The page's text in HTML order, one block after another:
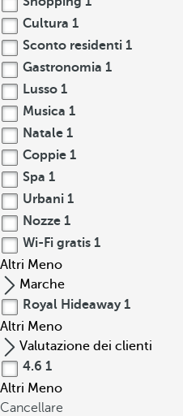
Cultura 1
Sconto residenti 1
Gastronomia 1
Lusso 1
Musica 1
Natale 1
Coppie 1
Spa 1
Urbani 1
Nozze 1
Wi-Fi gratis 1
Altri Meno
Marche
Royal Hideaway 1
Altri Meno
Valutazione dei clienti
4.6 1
Altri Meno
Cancellare